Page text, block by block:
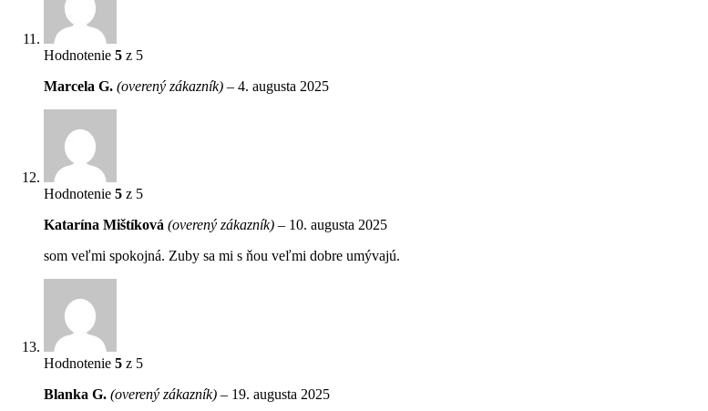
Hodnotenie 5 z 5
Marcela G. (overený zákazník) – 4. augusta 2025
Hodnotenie 5 z 5
Katarína Mištíková (overený zákazník) – 10. augusta 2025
som veľmi spokojná. Zuby sa mi s ňou veľmi dobre umývajú.
Hodnotenie 5 z 5
Blanka G. (overený zákazník) – 19. augusta 2025